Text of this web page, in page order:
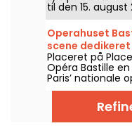
til den 15.
ikke mindre end
Arènes de
at høre de store
Operahuset
scene
Placeret på
Opéra Bastille
Paris’ nationale
opsætninger af
indvielsen i
tiltrukket et